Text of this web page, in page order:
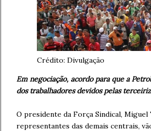
Crédito: Divulgação
Em negociação, acordo para que a
dos trabalhadores devidos pelas
O presidente da Força Sindical, Miguel
representantes das demais centrais,